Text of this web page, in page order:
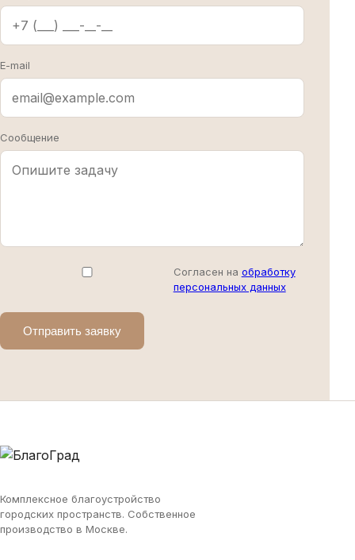
E-mail
Сообщение
Согласен на обработку
персональных данных
Отправить заявку
Комплексное благоустройство
городских пространств. Собственное
производство в Москве.